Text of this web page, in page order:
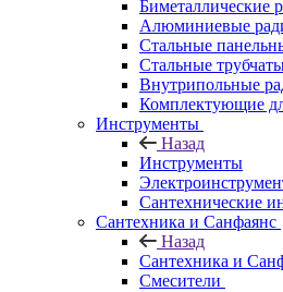
Биметаллические
Алюминиевые
Стальные
Стальные
Внутрипольные
Комплектующие
Инструменты
Назад
Инструменты
Сантехнические
Сантехника и Санфаянс
Назад
Сантехника и
Смесители